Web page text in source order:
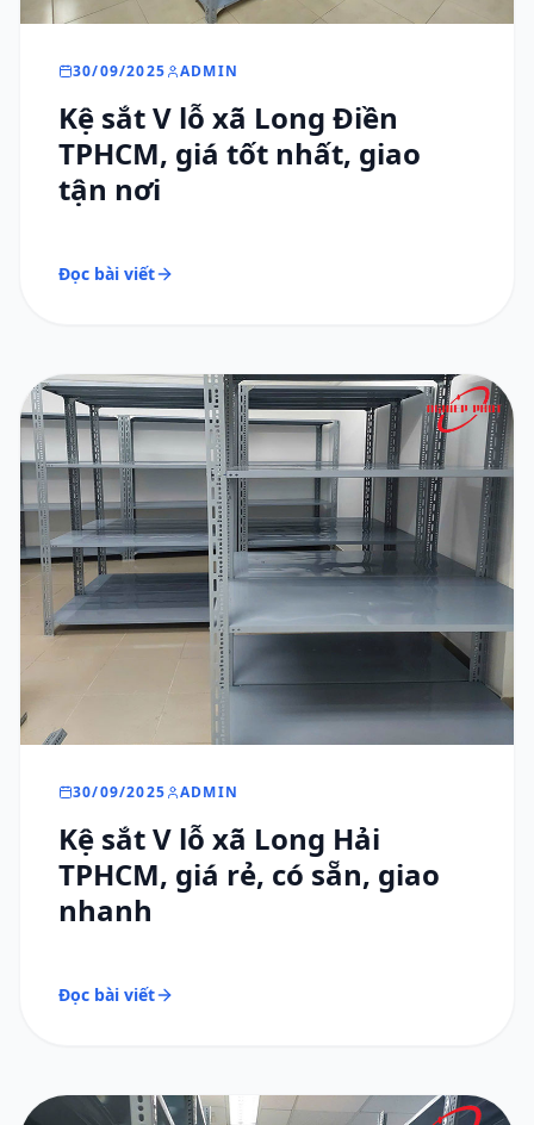
30/09/2025 ADMIN
Kệ sắt V lỗ xã Long Điền
TPHCM, giá tốt nhất, giao
tận nơi
Đọc bài viết
30/09/2025 ADMIN
Kệ sắt V lỗ xã Long Hải
TPHCM, giá rẻ, có sẵn, giao
nhanh
Đọc bài viết